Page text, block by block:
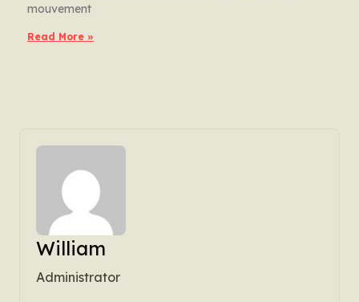
mouvement
Read More »
William
Administrator